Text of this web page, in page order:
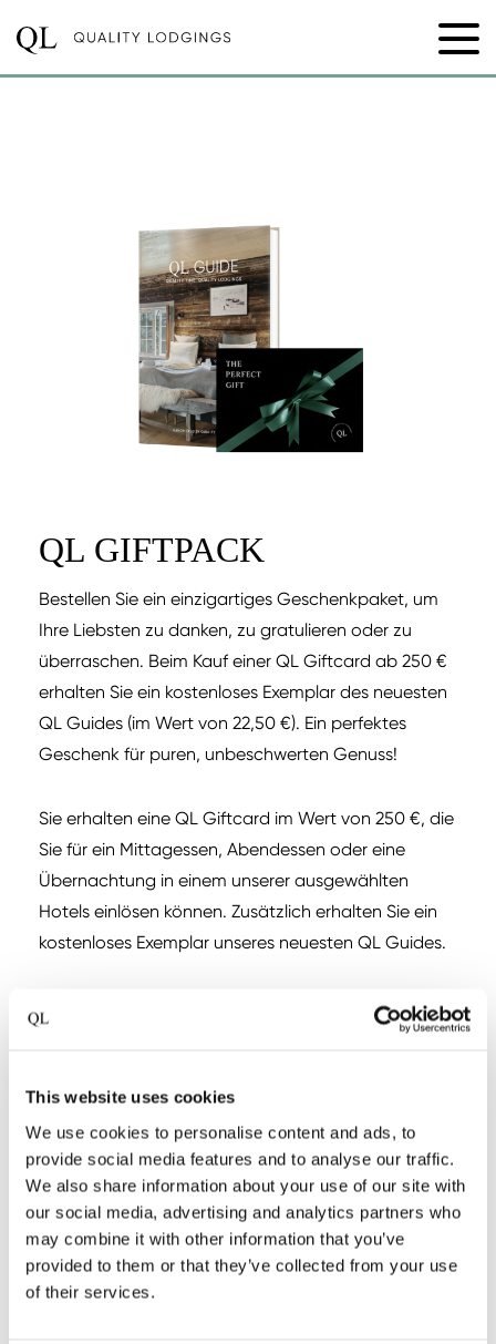
This website uses cookies
We use cookies to personalise content and ads, to
provide social media features and to analyse our traffic.
We also share information about your use of our site with
our social media, advertising and analytics partners who
may combine it with other information that you’ve
provided to them or that they’ve collected from your use
of their services.
QL GIFTPACK
Bestellen Sie ein einzigartiges Geschenkpaket, um
Ihre Liebsten zu danken, zu gratulieren oder zu
überraschen. Beim Kauf einer QL Giftcard ab 250 €
erhalten Sie ein kostenloses Exemplar des neuesten
QL Guides (im Wert von 22,50 €). Ein perfektes
Geschenk für puren, unbeschwerten Genuss!
Sie erhalten eine QL Giftcard im Wert von 250 €, die
Sie für ein Mittagessen, Abendessen oder eine
Übernachtung in einem unserer ausgewählten
Hotels einlösen können. Zusätzlich erhalten Sie ein
kostenloses Exemplar unseres neuesten QL Guides.
Unsere Hotels werden jährlich im QL Guide
Qualitätshotels in Europa. Diese Ausgabe feiert
einen besonderen Meilenstein: Quality Lodgings
wurde zur European Hotel Group of the Year gekürt.
Die QL Giftcard und der QL Guide werden in einer
wunderschönen Geschenkbox geliefert.